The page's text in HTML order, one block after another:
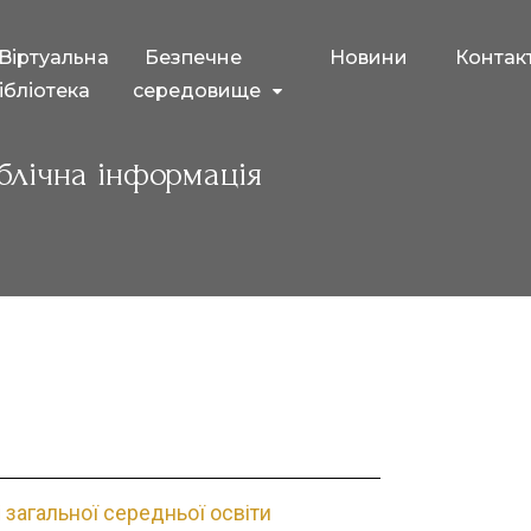
Bіртуальна
Безпечне
середовище
Новини
інформація
середньої освіти